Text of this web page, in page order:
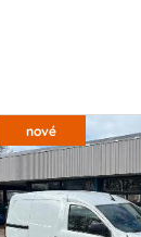
nové